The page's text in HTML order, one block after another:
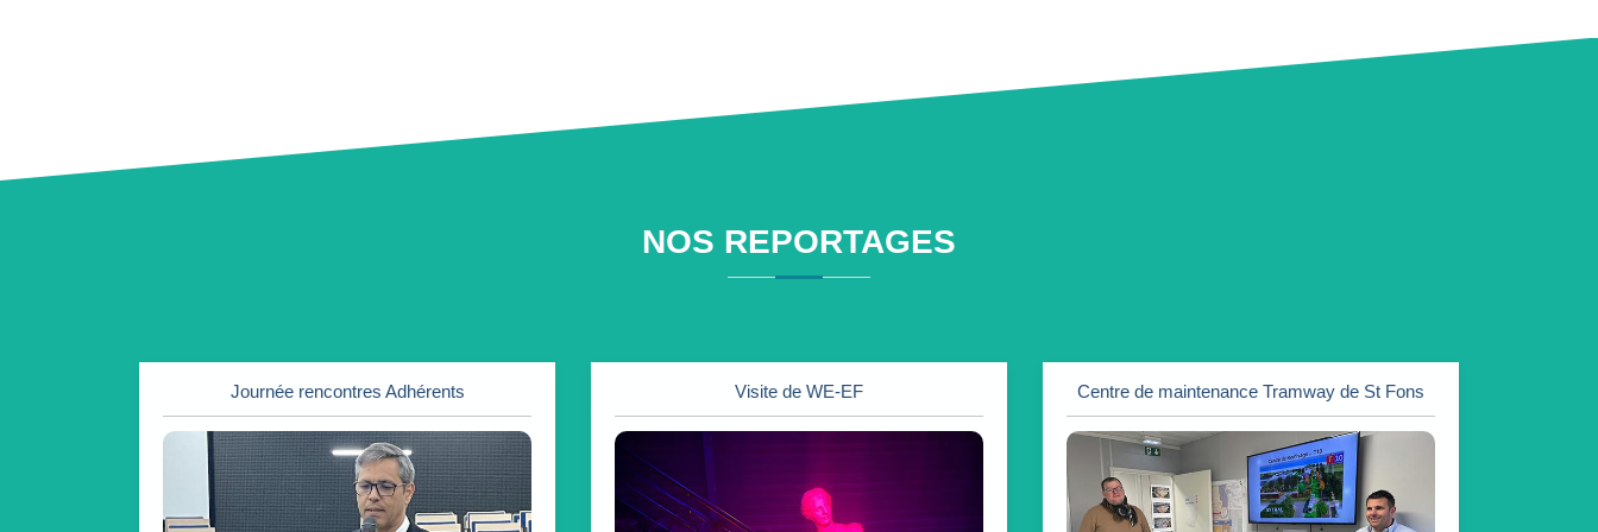
NOS REPORTAGES
Journée rencontres Adhérents Visite de WE-EF Centre de maintenance Tramway de St Fons